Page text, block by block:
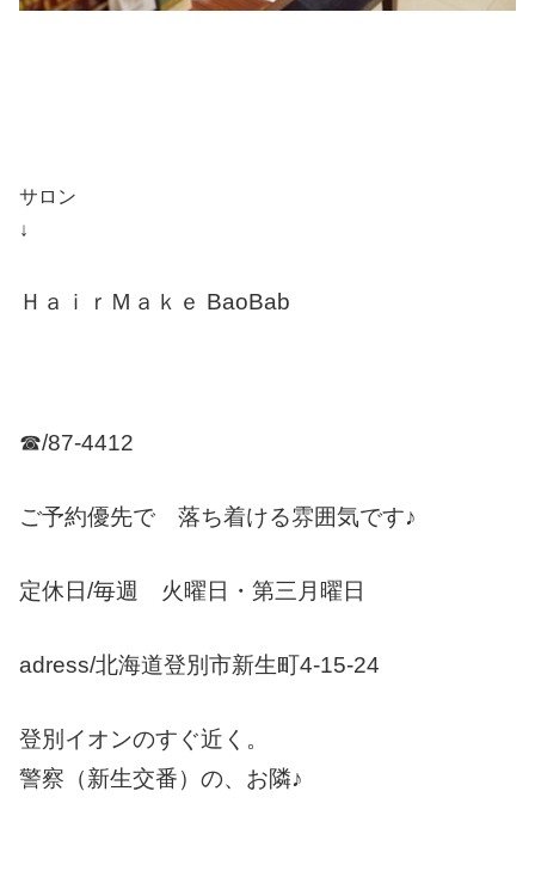
サロン
↓
ＨａｉｒＭａｋｅ BaoBab
☎/87-4412
ご予約優先で 落ち着ける雰囲気です♪
定休日/毎週 火曜日・第三月曜日
adress/北海道登別市新生町4-15-24
登別イオンのすぐ近く。
警察（新生交番）の、お隣♪